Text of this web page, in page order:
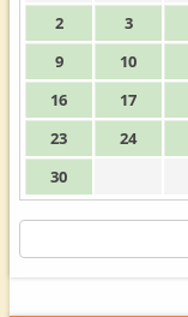
2
3
9
10
16
17
23
24
30